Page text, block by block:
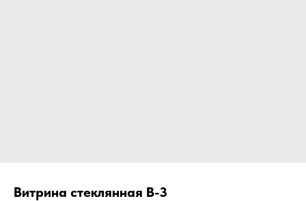
Витрина стеклянная B-3